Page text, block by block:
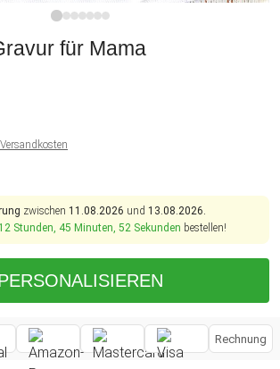
für Mama
zwischen 11.08.2026 und 13.08.2026.
Stunden, 45 Minuten, 52 Sekunden bestellen!
Rechnung